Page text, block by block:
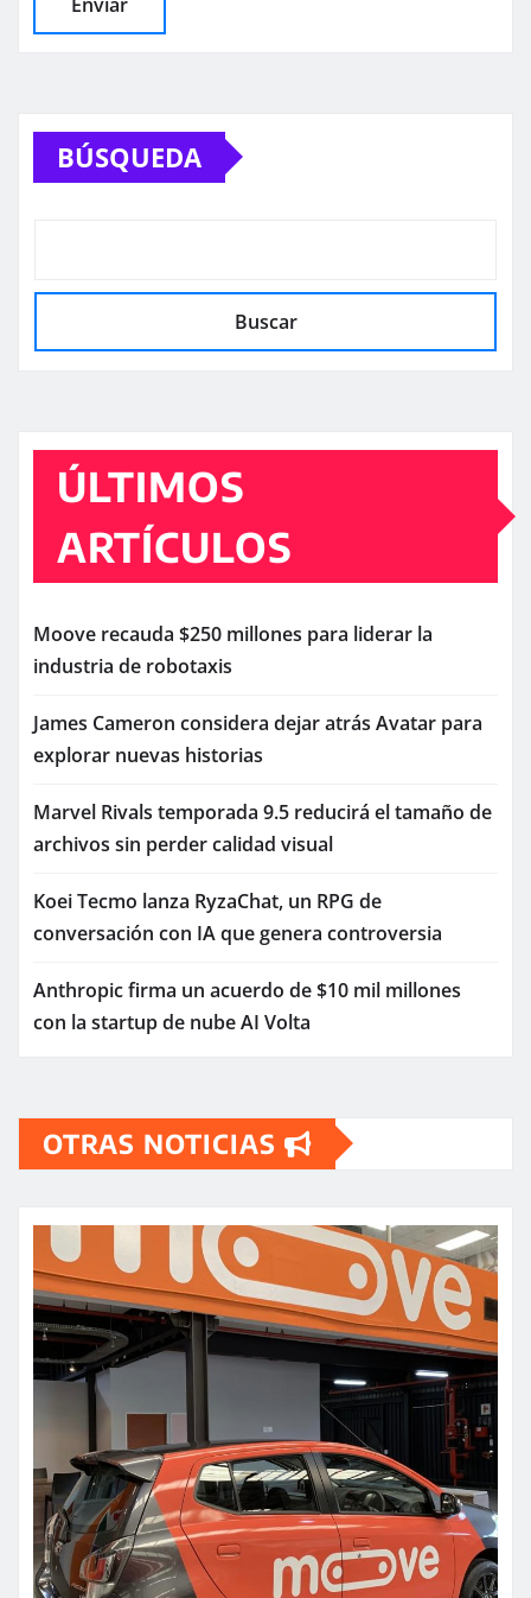
BÚSQUEDA
Buscar
ÚLTIMOS
ARTÍCULOS
Moove recauda $250 millones para liderar la
industria de robotaxis
James Cameron considera dejar atrás Avatar para
explorar nuevas historias
Marvel Rivals temporada 9.5 reducirá el tamaño de
archivos sin perder calidad visual
Koei Tecmo lanza RyzaChat, un RPG de
conversación con IA que genera controversia
Anthropic firma un acuerdo de $10 mil millones
con la startup de nube AI Volta
OTRAS NOTICIAS